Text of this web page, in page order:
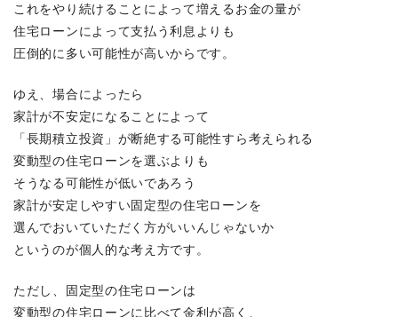
これをやり続けることによって増えるお金の量が
住宅ローンによって支払う利息よりも
圧倒的に多い可能性が高いからです。
ゆえ、場合によったら
家計が不安定になることによって
「長期積立投資」が断絶する可能性すら考えられる
変動型の住宅ローンを選ぶよりも
そうなる可能性が低いであろう
家計が安定しやすい固定型の住宅ローンを
選んでおいていただく方がいいんじゃないか
というのが個人的な考え方です。
ただし、固定型の住宅ローンは
変動型の住宅ローンに比べて金利が高く、